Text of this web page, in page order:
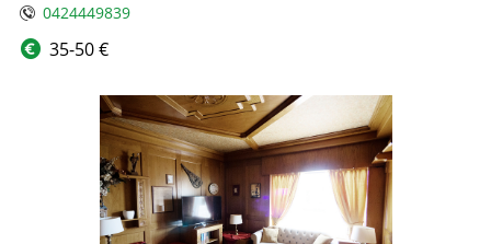
0424449839
35-50 €